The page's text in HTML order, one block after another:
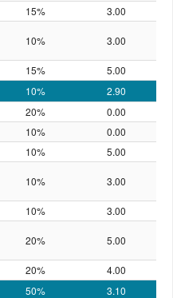
15%
3.00
10% 3.00
15%
5.00
10%
2.90
20%
0.00
10%
0.00
10%
5.00
10% 3.00
10%
3.00
20% 5.00
20%
4.00
50%
3.10